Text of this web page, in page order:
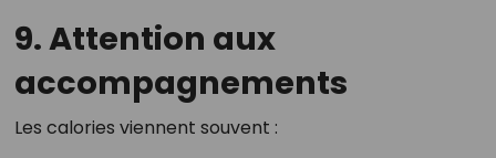
9. Attention aux
accompagnements
Les calories viennent souvent :